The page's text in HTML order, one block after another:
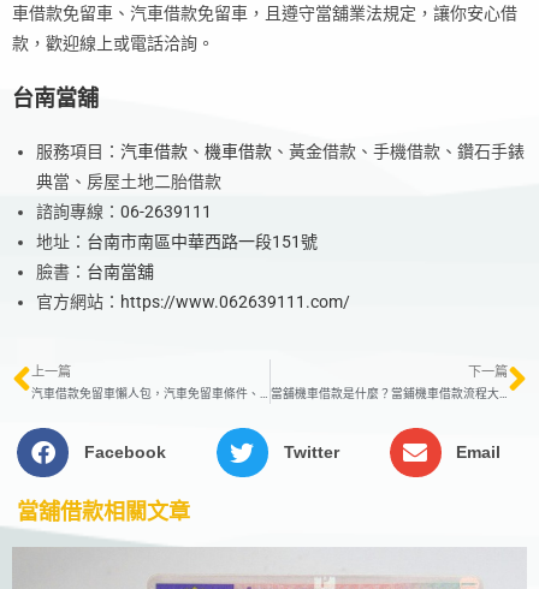
車借款免留車、汽車借款免留車，且遵守當舖業法規定，讓你安心借
款，歡迎線上或電話洽詢。
台南當舖
服務項目： 汽車借款 、 機車借款 、黃金借款、手機借款、鑽石手錶
典當、房屋土地二胎借款
諮詢專線： 06-2639111
地址： 台南市南區中華西路一段151號
臉書： 台南當舖
官方網站： https://www.062639111.com/
上一篇
汽車借款免留車懶人包，汽車免留車條件、利息馬上懂
下一篇
當舖機車借款是什麼？當鋪機車借款流程大解密
Facebook Twitter Email
當舖借款相關文章